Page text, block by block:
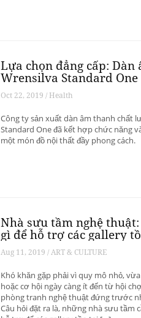
Lựa chọn đẳng cấp: Dàn
Wrensilva Standard One
Oct 22, 2019 / Health
Công ty sản xuất dàn âm thanh chất
Standard One đã kết hợp chức năng
một món đồ nội thất đầy phong cách.
Nhà sưu tầm nghệ
gì để hỗ trợ các gallery
phát triển? – Phần 1
Aug 11, 2019 / ART & CULTURE
Khó khăn gặp phải vì quy mô nhỏ,
hoặc cơ hội ngày càng ít đến từ hội
phòng tranh nghệ thuật đứng trước
Câu hỏi đặt ra là, những nhà sưu tầm